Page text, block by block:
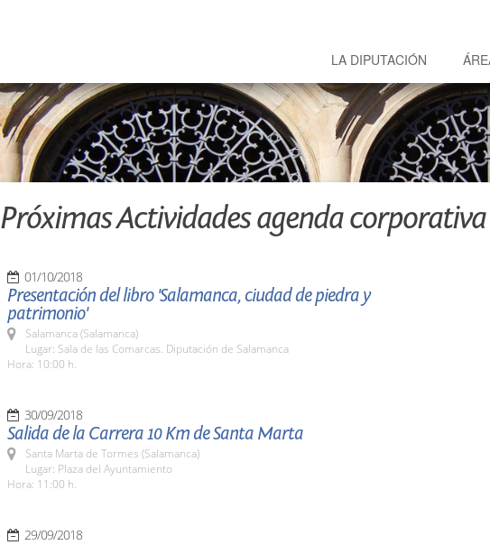
LA DIPUTACIÓN
Próximas Actividades agenda corporativa
01/10/2018
Presentación del libro 'Salamanca, ciudad de piedra y
patrimonio'
Salamanca (Salamanca)
Lugar: Sala de las Comarcas. Diputación de Salamanca
Hora: 10:00 h.
30/09/2018
Salida de la Carrera 10 Km de Santa Marta
Santa Marta de Tormes (Salamanca)
Lugar: Plaza del Ayuntamiento
Hora: 11:00 h.
29/09/2018